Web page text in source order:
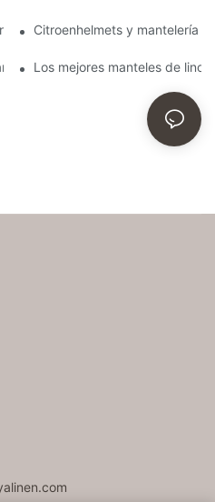
se trata de mantelería para
Citroenhelmets y mantelería
mantelería para
Los mejores manteles de lino